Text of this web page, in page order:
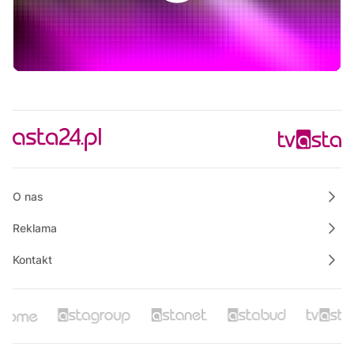
14:45
Magazyn Motowizja
15:00
Polskie Lasy
15:35
16:30
Raport PCT
16:40
O nas
Reklama
Kontakt